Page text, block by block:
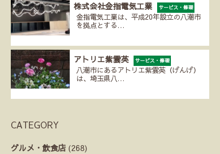
株式会社金指電気工業 サービス・修理
金指電気工業は、平成20年設立の八潮市
を拠点とする…
アトリエ紫雲英 サービス・修理
八潮市にあるアトリエ紫雲英（げんげ）
は、埼玉県八…
CATEGORY
グルメ・飲食店 (268)